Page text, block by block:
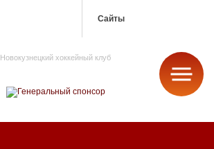
Сайты
Новокузнецкий хоккейный клуб